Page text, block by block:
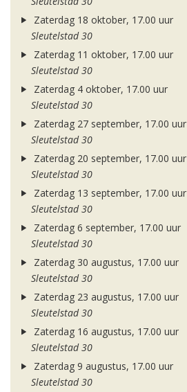
Zaterdag 18 oktober, 17.00 uur
Sleutelstad 30
Zaterdag 11 oktober, 17.00 uur
Sleutelstad 30
Zaterdag 4 oktober, 17.00 uur
Sleutelstad 30
Zaterdag 27 september, 17.00 uur
Sleutelstad 30
Zaterdag 20 september, 17.00 uur
Sleutelstad 30
Zaterdag 13 september, 17.00 uur
Sleutelstad 30
Zaterdag 6 september, 17.00 uur
Sleutelstad 30
Zaterdag 30 augustus, 17.00 uur
Sleutelstad 30
Zaterdag 23 augustus, 17.00 uur
Sleutelstad 30
Zaterdag 16 augustus, 17.00 uur
Sleutelstad 30
Zaterdag 9 augustus, 17.00 uur
Sleutelstad 30